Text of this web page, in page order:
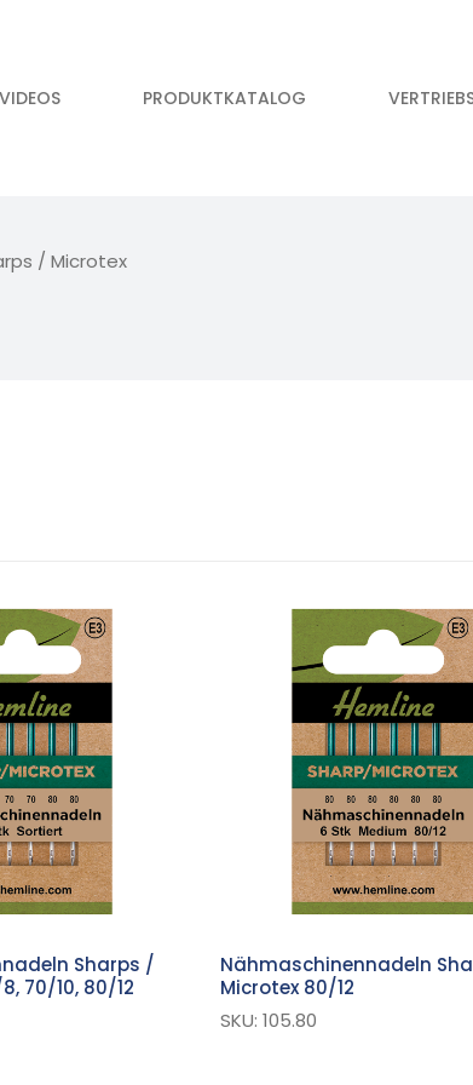
VIDEOS PRODUKTKATALOG
/ Microtex
Sharps /
70/10, 80/12
Nähmaschinennadeln
Microtex 80/12
SKU: 105.80